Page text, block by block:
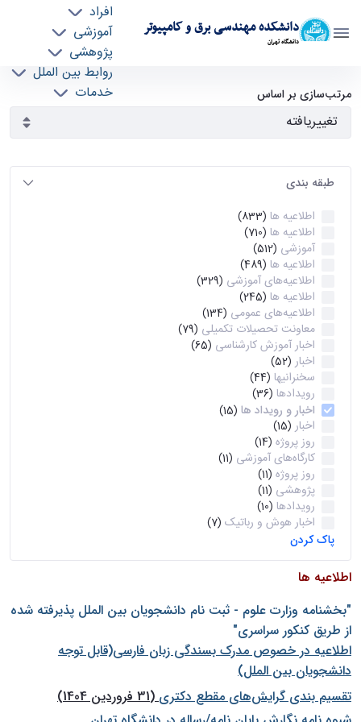
دانشکده مهندسی برق و کامپیوتر
دانشگاه تهران
افراد
آموزشی
پژوهشی
روابط بین الملل
خدمات
آرشیو اطلاعیه ها - ece- دانشکده مهندسی برق و
کامپیوتر
مرتب‌سازی بر اساس
طبقه بندی
اطلاعیه ها (833)
اطلاعیه ها (710)
آموزشی (512)
اطلاعیه ها (489)
اطلاعیه‌های‌ آموزشی (329)
اطلاعیه ها (245)
اطلاعیه‌های عمومی (134)
معاونت تحصیلات تکمیلی (79)
اخبار آموزش کارشناسی (65)
اخبار (52)
سخنرانیها (44)
رویدادها (36)
اخبار و رویداد ها (15)
اخبار (15)
روز پروژه (14)
کارگاه‌های آموزشی (11)
روز پروژه (11)
پژوهشی (11)
رویدادها (10)
اخبار هوش و رباتیک (7)
پاک کردن
اطلاعیه ها
"بخشنامه وزارت علوم - ثبت نام دانشجويان بين الملل پذيرفته شده
از طريق كنكور سراسری"
اطلاعیه در خصوص مدرک بسندگی زبان فارسی(قابل توجه
دانشجویان بین الملل)
تقسیم بندی گرایش‌های مقطع دکتری(31 فروردین 1404)